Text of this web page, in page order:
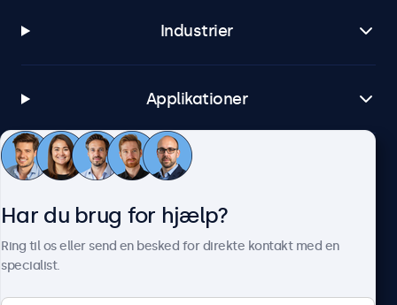
Industrier
Applikationer
Kundeservice
Har du brug for hjælp?
Ring til os eller send en besked for direkte kontakt med en
specialist.